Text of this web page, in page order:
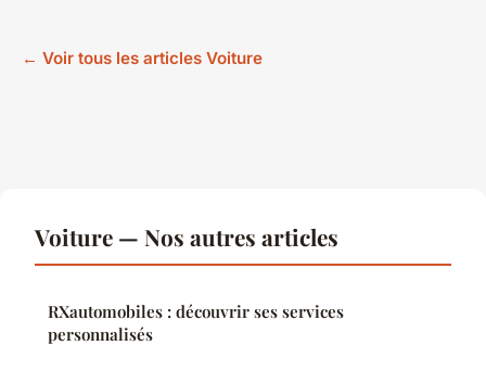
← Voir tous les articles Voiture
Voiture — Nos autres articles
RXautomobiles : découvrir ses services
personnalisés